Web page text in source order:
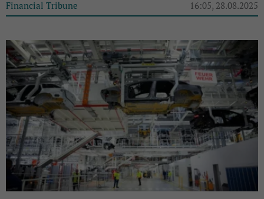
Financial Tribune 16:05, 28.08.2025